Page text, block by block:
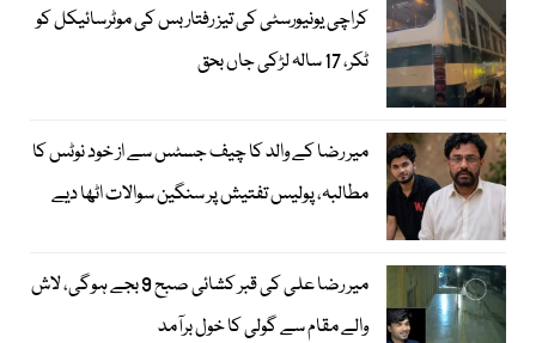
کراچی یونیورسٹی کی تیز رفتار بس کی موٹرسائیکل کو
ٹکر، 17 سالہ لڑکی جاں بحق
میر رضا کے والد کا چیف جسٹس سے از خود نوٹس کا
مطالبہ، پولیس تفتیش پر سنگین سوالات اٹھا دیے
میر رضا علی کی قبر کشائی صبح 9 بجے ہوگی، لاش
والے مقام سے گولی کا خول برآمد